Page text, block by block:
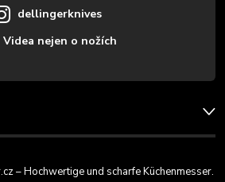
dellingerknives
Videa nejen o nožích
– Hochwertige und scharfe Küchenmesser.